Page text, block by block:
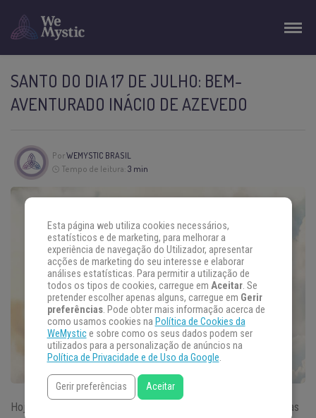
SANTO DO DIA 17 DE JULHO: BEM-
AVENTURADO INÁCIO DE AZEVEDO
PorWEMYSTIC BRASIL
Tempo de leitura: 3 min
Hoje, ao falarmos do
, voltamos nossas
Esta página web utiliza cookies necessários,
estatísticos e de marketing, para melhorar a
experiência de navegação do Utilizador, apresentar
acções de marketing do seu interesse e elaborar
análises estatísticas. Para permitir a utilização de
todos os tipos de cookies, carregue em Aceitar. Se
pretender escolher apenas alguns, carregue em Gerir
preferências. Pode obter mais informação acerca de
como usamos cookies na Política de Cookies da
WeMystice sobre como os seus dados podem ser
utilizados para a personalização de anúncios na
Política de Privacidade e de Uso da Google.
Gerir preferências Aceitar